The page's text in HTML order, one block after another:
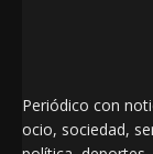
Periódico con
ocio, sociedad,